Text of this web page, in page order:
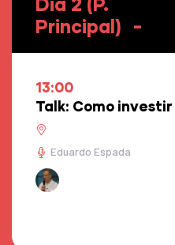
Principal)
13:00
Talk: Como
Eduardo Espada